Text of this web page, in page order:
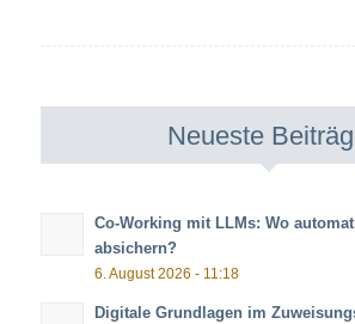
Neueste
Co-Working mit LLMs: Wo
absichern?
6. August 2026 - 11:18
Digitale Grundlagen im